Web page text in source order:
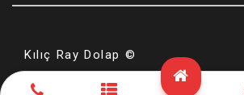
Kılıç Ray Dolap ©
2019 - 2026